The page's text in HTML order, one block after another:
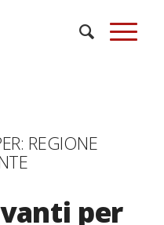
REGIONE
per